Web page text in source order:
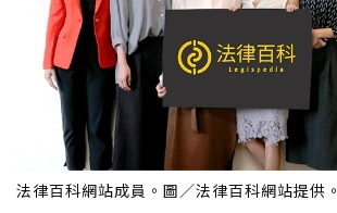
法律百科網站成員。圖／法律百科網站提供。